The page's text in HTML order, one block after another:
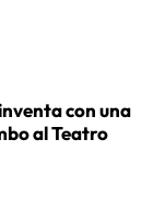
con una
al Teatro